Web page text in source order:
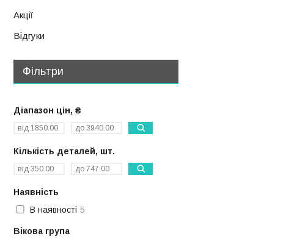
Акції
Відгуки
Фільтри
Діапазон цін, ₴
Кількість деталей, шт.
Наявність
В наявності 5
Вікова група